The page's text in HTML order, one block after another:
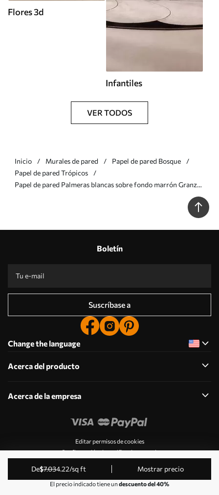
de$7.034.22/sq ft Mostrar precio
El precio indicado tiene un descuento del 40%
Flores 3d
Infantiles
VER TODOS
Inicio Murales de pared
Papel de pared Bosque
Papel de pared Trópicos
Papel de pared Palmeras blancas sobre fondo marrón Granzh
Boletín
Suscríbase a
Change the language
Acerca del producto
Acerca de la empresa
Editar permisos de cookies
Configuración de notificaciones push
© 2011-2026 Uwalls . Todos los derechos reservados.
Gestionado por KLW Sp. z o.o. CIF: PL9223057591.